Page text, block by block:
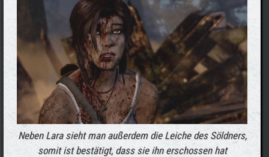
Neben Lara sieht man außerdem die Leiche des Söldners,
somit ist bestätigt, dass sie ihn erschossen hat